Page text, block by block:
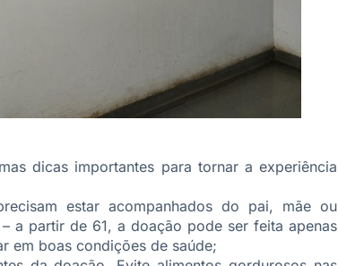
dicas importantes para tornar a experiência
estar acompanhados do pai, mãe ou
a partir de 61, a doação pode ser feita apenas
em boas condições de saúde;